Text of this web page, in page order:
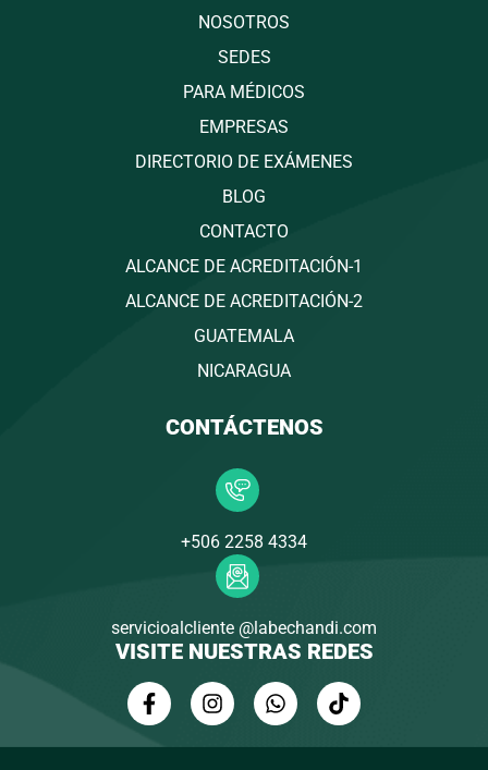
NOSOTROS
SEDES
PARA MÉDICOS
EMPRESAS
DIRECTORIO DE EXÁMENES
BLOG
CONTACTO
ALCANCE DE ACREDITACIÓN-1
ALCANCE DE ACREDITACIÓN-2
GUATEMALA
NICARAGUA
CONTÁCTENOS
+506 2258 4334
servicioalcliente @labechandi.com
VISITE NUESTRAS REDES
F
a
I
n
W
h
T
i